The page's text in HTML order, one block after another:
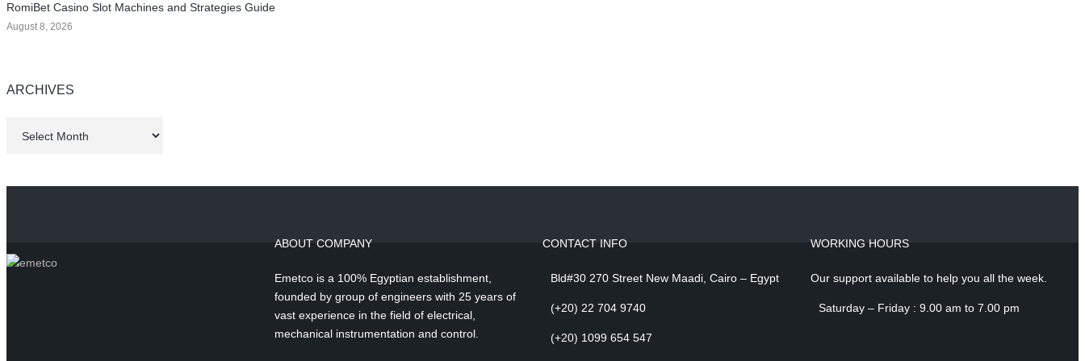
RomiBet Casino Slot Machines and Strategies Guide
August 8, 2026
ARCHIVES
ABOUT COMPANY
Emetco is a 100% Egyptian establishment,
founded by group of engineers with 25 years of
vast experience in the field of electrical,
mechanical instrumentation and control.
CONTACT INFO
Bld#30 270 Street New Maadi, Cairo – Egypt
(+20) 22 704 9740
(+20) 1099 654 547
WORKING HOURS
Our support available to help you all the week.
Saturday – Friday : 9.00 am to 7.00 pm